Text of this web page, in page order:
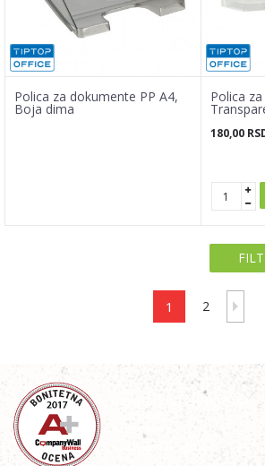
Polica za dokumente PP A4,
Boja dima
Polica
180,00
1 2